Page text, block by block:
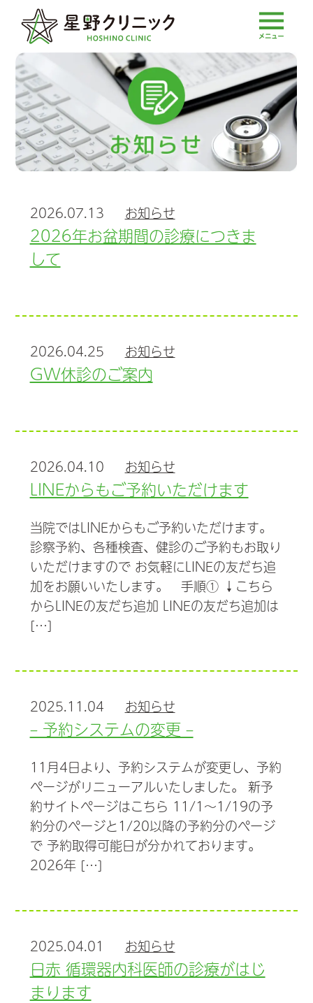
2026.07.13 お知らせ
2026年お盆期間の診療につきま
して
2026.04.25 お知らせ
GW休診のご案内
2026.04.10 お知らせ
LINEからもご予約いただけます
当院ではLINEからもご予約いただけます。
診察予約、各種検査、健診のご予約もお取り
いただけますので お気軽にLINEの友だち追
加をお願いいたします。 手順① ↓こちら
からLINEの友だち追加 LINEの友だち追加は
[…]
2025.11.04 お知らせ
– 予約システムの変更 –
11月4日より、予約システムが変更し、予約
ページがリニューアルいたしました。 新予
約サイトページはこちら 11/1～1/19の予
約分のページと1/20以降の予約分のページ
で 予約取得可能日が分かれております。
2026年 […]
2025.04.01 お知らせ
日赤 循環器内科医師の診療がはじ
まります